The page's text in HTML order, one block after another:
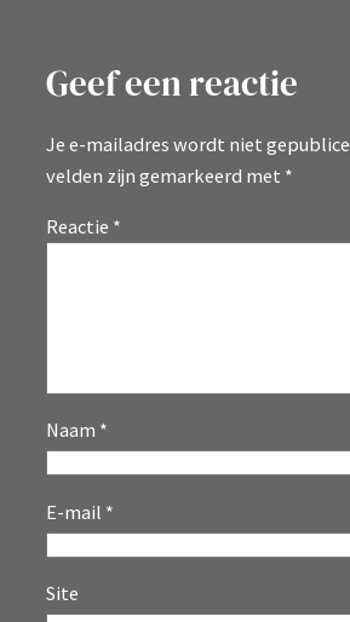
Geef een reactie
Je e-mailadres wordt niet
velden zijn gemarkeerd met *
Reactie *
Naam *
E-mail *
Site